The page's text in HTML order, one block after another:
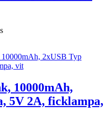
10000mAh,
5V 2A, ficklampa,